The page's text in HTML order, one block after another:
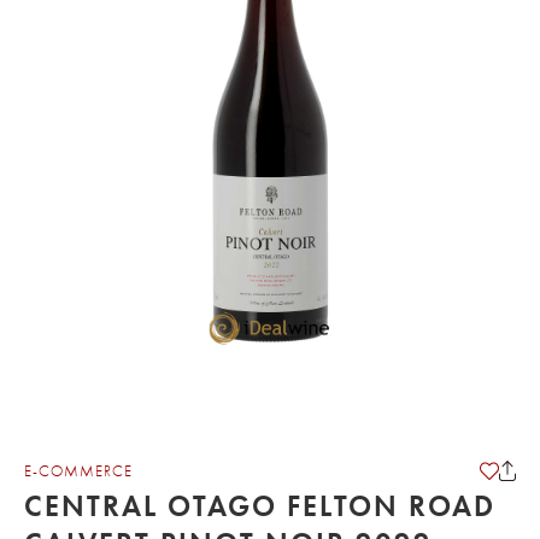
E-COMMERCE
CENTRAL OTAGO FELTON ROAD